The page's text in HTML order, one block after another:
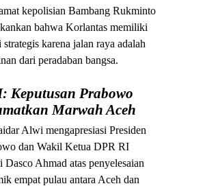
kepolisian Bambang Rukminto
bahwa Korlantas memiliki
strategis karena jalan raya adalah
dari peradaban bangsa.
Keputusan Prabowo
Marwah Aceh
Alwi mengapresiasi Presiden
dan Wakil Ketua DPR RI
Dasco Ahmad atas penyelesaian
empat pulau antara Aceh dan